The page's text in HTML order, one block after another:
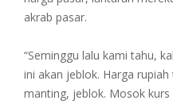
akrab pasar.
“Seminggu lalu kami tahu,
ini akan jeblok. Harga
manting, jeblok. Mosok